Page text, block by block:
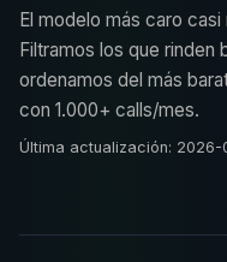
El modelo más caro
Filtramos los que rinden
ordenamos del más
con 1.000+ calls/mes.
Última actualización: 2026-